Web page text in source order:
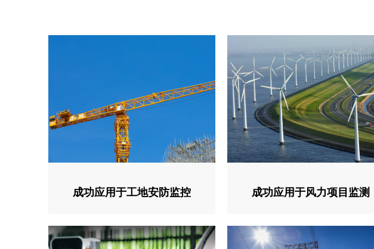
成功应用于工地安防监控 成功应用于风力项目监测